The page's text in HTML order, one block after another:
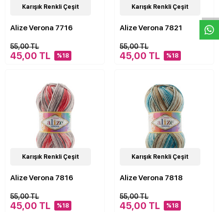
24Çeşit
Karışık Renkli Çeşit
Alize Verona 7716
55,00 TL
45,00 TL %18
24Çeşit
Karışık Renkli Çeşit
Alize Verona 7821
55,00 TL
45,00 TL %18
24Çeşit
Karışık Renkli Çeşit
Alize Verona 7816
55,00 TL
45,00 TL %18
24Çeşit
Karışık Renkli Çeşit
Alize Verona 7818
55,00 TL
45,00 TL %18